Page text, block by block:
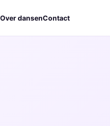
Over dansenContact